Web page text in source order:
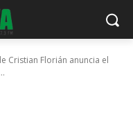
Cristian Florián anuncia el